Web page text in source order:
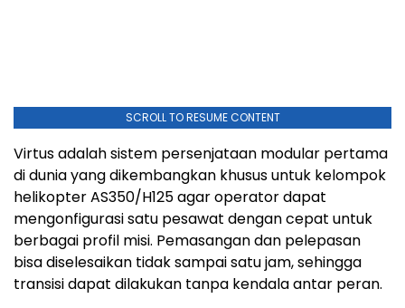
SCROLL TO RESUME CONTENT
Virtus adalah sistem persenjataan modular pertama
di dunia yang dikembangkan khusus untuk kelompok
helikopter AS350/H125 agar operator dapat
mengonfigurasi satu pesawat dengan cepat untuk
berbagai profil misi. Pemasangan dan pelepasan
bisa diselesaikan tidak sampai satu jam, sehingga
transisi dapat dilakukan tanpa kendala antar peran.